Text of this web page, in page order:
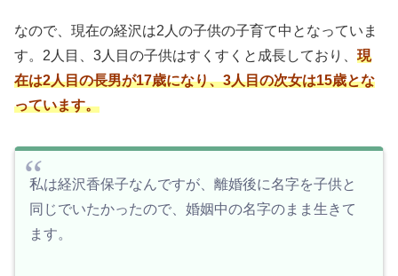
なので、現在の経沢は2人の子供の子育て中となっていま
す。2人目、3人目の子供はすくすくと成長しており、 現
在は2人目の長男が17歳になり、3人目の次女は15歳とな
っています。
私は経沢香保子なんですが、離婚後に名字を子供と
同じでいたかったので、婚姻中の名字のまま生きて
ます。